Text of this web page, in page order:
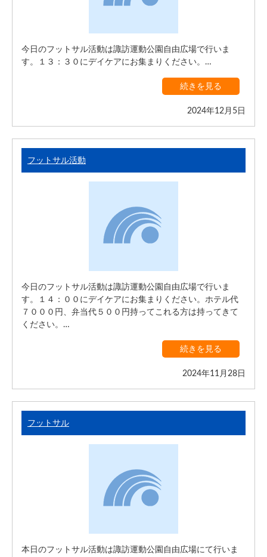
今日のフットサル活動は諏訪運動公園自由広場で行いま
す。１３：３０にデイケアにお集まりください。…
続きを見る
2024年12月5日
フットサル活動
今日のフットサル活動は諏訪運動公園自由広場で行いま
す。１４：００にデイケアにお集まりください。ホテル代
７０００円、弁当代５００円持ってこれる方は持ってきて
ください。…
続きを見る
2024年11月28日
フットサル
本日のフットサル活動は諏訪運動公園自由広場にて行いま